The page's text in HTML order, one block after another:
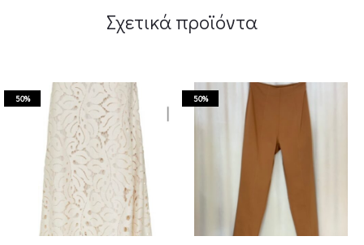
Σχετικά προϊόντα
50% 50%